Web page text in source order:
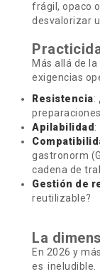
frágil, opaco
desvalorizar
Más allá de
exigencias
Resistencia:
Apilabilidad :
gastronorm
cadena de
Gestión de
reutilizable?
La
En 2026 y
es